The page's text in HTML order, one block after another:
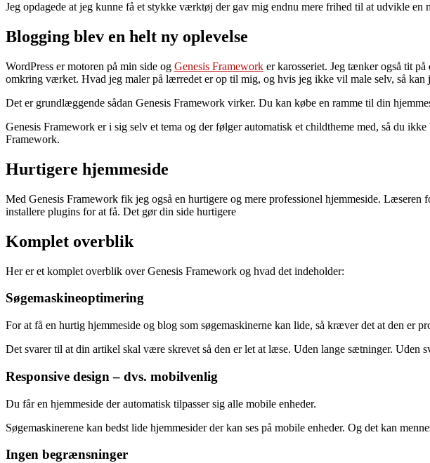
Jeg opdagede at jeg kunne få et stykke værktøj der gav mig endnu mere frihed til at udvikle en
Blogging blev en helt ny oplevelse
WordPress er motoren på min side og Genesis Framework er karosseriet. Jeg tænker også tit
omkring værket. Hvad jeg maler på lærredet er op til mig, og hvis jeg ikke vil male selv, så kan
Det er grundlæggende sådan Genesis Framework virker. Du kan købe en ramme til din
Genesis Framework er i sig selv et tema og der følger automatisk et childtheme med, så du
Framework.
Hurtigere hjemmeside
Med Genesis Framework fik jeg også en hurtigere og mere professionel hjemmeside.
installere plugins for at få. Det gør din side hurtigere
Komplet overblik
Her er et komplet overblik over Genesis Framework og hvad det indeholder:
Søgemaskineoptimering
For at få en hurtig hjemmeside og blog som søgemaskinerne kan lide, så kræver det at den er
Det svarer til at din artikel skal være skrevet så den er let at læse. Uden lange sætninger.
Responsive design – dvs. mobilvenlig
Du får en hjemmeside der automatisk tilpasser sig alle mobile enheder.
Søgemaskinerene kan bedst lide hjemmesider der kan ses på mobile enheder. Og det kan
Ingen begrænsninger